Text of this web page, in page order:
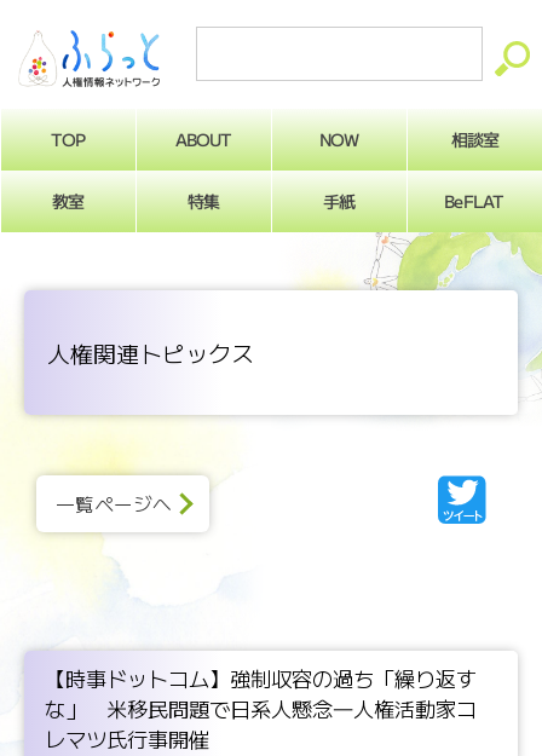
TOP ABOUT NOW 相談室
教室 特集 手紙 BeFLAT
人権関連トピックス
一覧ページへ
【時事ドットコム】強制収容の過ち「繰り返す
な」 米移民問題で日系人懸念―人権活動家コ
レマツ氏行事開催